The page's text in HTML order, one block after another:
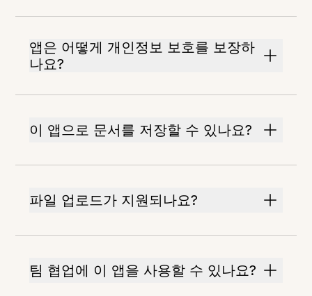
앱은 어떻게 개인정보 보호를 보장하
나요?
이 앱으로 문서를 저장할 수 있나요?
파일 업로드가 지원되나요?
팀 협업에 이 앱을 사용할 수 있나요?